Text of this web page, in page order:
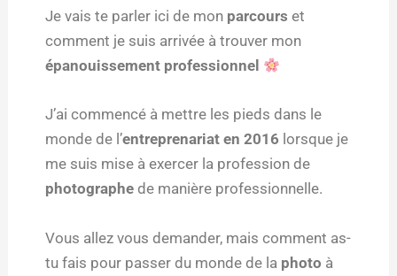
Je vais te parler ici de mon parcours et
comment je suis arrivée à trouver mon
épanouissement professionnel
J’ai commencé à mettre les pieds dans le
monde de l’entreprenariat en 2016 lorsque je
me suis mise à exercer la profession de
photographe de manière professionnelle.
Vous allez vous demander, mais comment as-
tu fais pour passer du monde de la photo à